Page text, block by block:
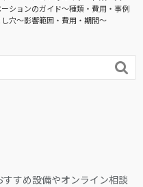
ションのガイド〜種類・費用・事例
穴～影響範囲・費用・期間～

すめ設備やオンライン相談